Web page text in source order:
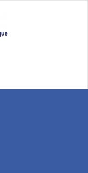
Informatiques et
LA NAVIGATION